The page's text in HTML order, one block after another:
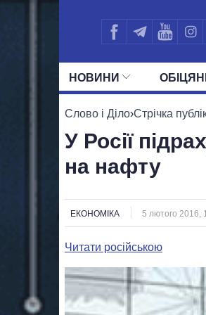
НОВИНИ
УСІ
Слово і Діло›Стрічка
У Росії
на нафту
ЕКОНОМІКА 5 лютого 2016,
Читати російською